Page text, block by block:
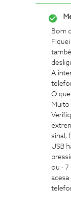
Bom
A
O
Muito
sinal,
USB
ou - 7
acesa